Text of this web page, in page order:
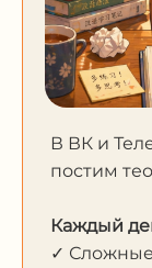
В ВК и
постим
Каждый
✓